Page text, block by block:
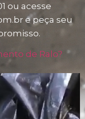
ou acesse
e peça seu
de Ralo?